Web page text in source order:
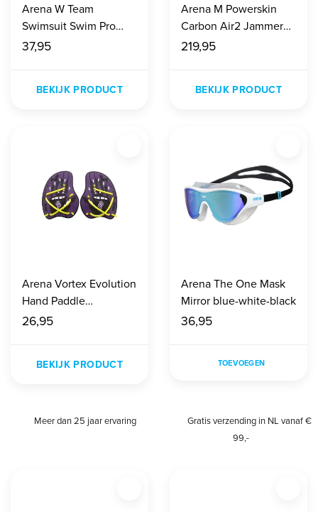
Arena W Team
Swimsuit Swim Pro
Solid black-white
37,95
BEKIJK PRODUCT
Arena M Powerskin
Carbon Air2 Jammer
black/gold
219,95
BEKIJK PRODUCT
Arena Vortex Evolution
Hand Paddle
plum/artic-lime
26,95
BEKIJK PRODUCT
Arena The One Mask
Mirror blue-white-black
36,95
TOEVOEGEN
Meer dan 25 jaar ervaring
Gratis verzending in NL vanaf €
99,-